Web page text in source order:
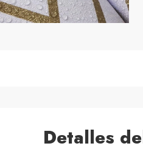
Detalles